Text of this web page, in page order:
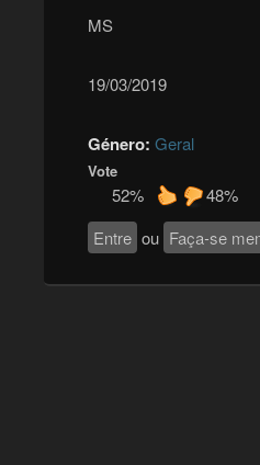
MS
19/03/2019
Género: Geral
Vote
52%
48%
Entre ou Faça-se